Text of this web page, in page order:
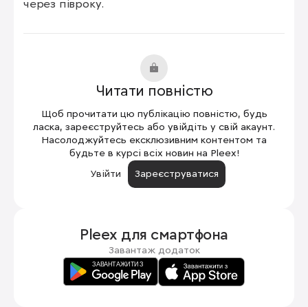
через півроку.
Читати повністю
Щоб прочитати цю публікацію повністю, будь
ласка, зареєструйтесь або увійдіть у свій акаунт.
Насолоджуйтесь ексклюзивним контентом та
будьте в курсі всіх новин на Pleex!
Увійти
Зареєструватися
Pleex для смартфона
Завантаж додаток